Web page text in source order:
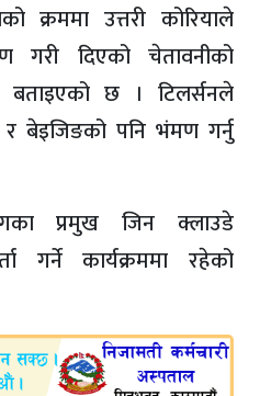
क्रममा उत्तरी कोरियाले
गरी दिएको चेतावनीको
छ । टिलर्सनले
बेइजिङको पनि भंमण गर्नु
प्रमुख जिन क्लाउडे
गर्ने कार्यक्रममा रहेको